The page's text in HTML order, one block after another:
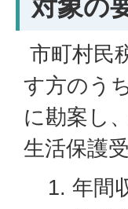
対象の
市町村民
す方のう
に勘案し
生活保護
年間